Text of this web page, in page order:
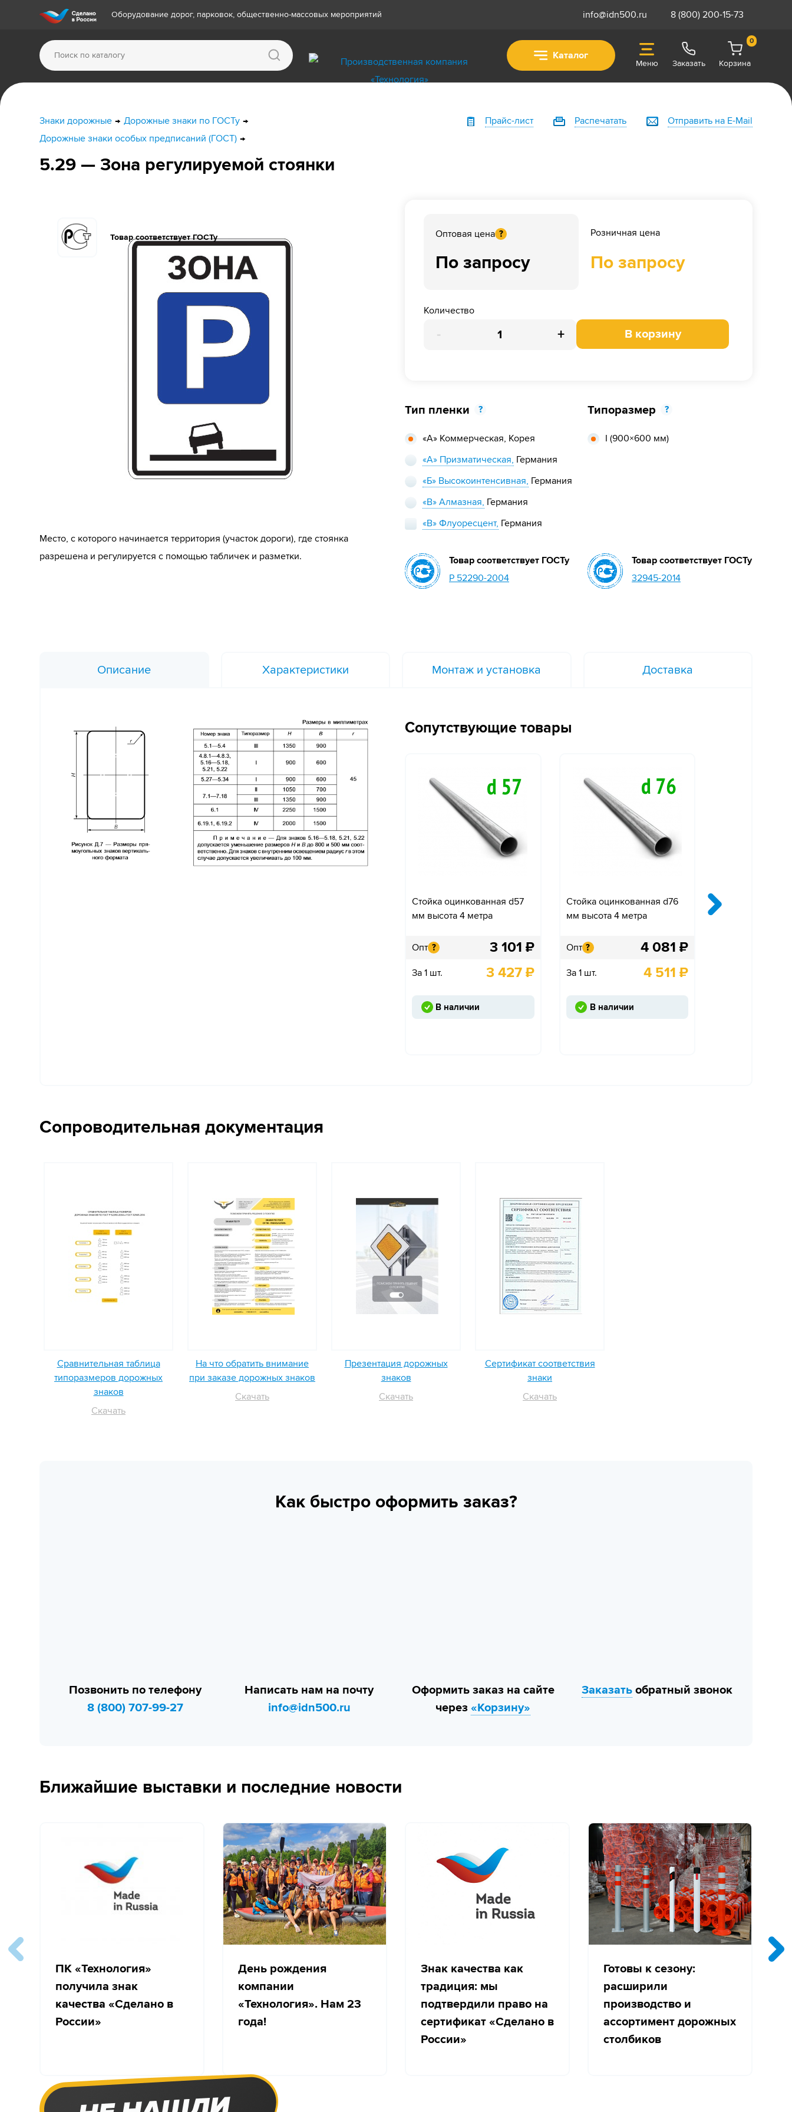
Оборудование дорог, парковок, общественно-массовых мероприятий info@idn500.ru 8 (800) 200-15-73
Каталог
Меню Заказать
0
Корзина
Знаки дорожные
Дорожные знаки по ГОСТу
Дорожные знаки особых предписаний (ГОСТ)
Прайс-лист Распечатать Отправить на E-Mail
5.29 — Зона регулируемой стоянки
Товар соответствует ГОСТу
Место, с которого начинается территория (участок дороги), где стоянка
разрешена и регулируется с помощью табличек и разметки.
Оптовая цена ?
По запросу
Розничная цена
По запросу
Количество
- + В корзину
Тип пленки ?
«А» Коммерческая, Корея
«А» Призматическая, Германия
«Б» Высокоинтенсивная, Германия
«В» Алмазная, Германия
«В» Флуоресцент, Германия
Типоразмер ?
I (900×600 мм)
Товар соответствует ГОСТу
Р 52290-2004
Товар соответствует ГОСТу
32945-2014
Описание Характеристики Монтаж и установка Доставка
Сопутствующие товары
Стойка оцинкованная d57
мм высота 4 метра
Опт ? 3 101 ₽
За 1 шт. 3 427₽
В наличии
Стойка оцинкованная d76
мм высота 4 метра
Опт ? 4 081 ₽
За 1 шт. 4 511 ₽
В наличии
Крепление
Сопроводительная документация
Сравнительная таблица
типоразмеров дорожных
знаков
Скачать
На что обратить внимание
при заказе дорожных знаков
Скачать
Презентация дорожных
знаков
Скачать
Сертификат соответствия
знаки
Скачать
Как быстро оформить заказ?
Позвонить по телефону
8 (800) 707-99-27
Написать нам на почту
info@idn500.ru
Оформить заказ на сайте
через «Корзину»
Заказатьобратный звонок
Ближайшие выставки и последние новости
ПК «Технология»
получила знак
качества «Сделано в
России»
День рождения
компании
«Технология». Нам 23
года!
Знак качества как
традиция: мы
подтвердили право на
сертификат «Сделано в
России»
Готовы к сезону:
расширили
производство и
ассортимент дорожных
столбиков